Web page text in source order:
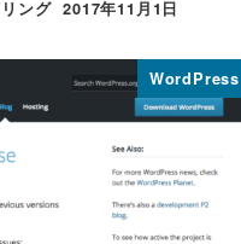
ング
投稿日
2017年11月1日
WordPress